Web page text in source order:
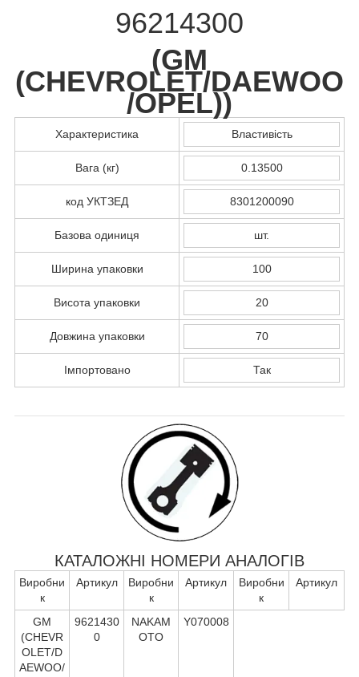
96214300
(GM
(CHEVROLET/DAEWOO
/OPEL))
Характеристика Властивість
Вага (кг) 0.13500
код УКТЗЕД 8301200090
Базова одиниця шт.
Ширина упаковки 100
Висота упаковки 20
Довжина упаковки 70
Імпортовано Так
КАТАЛОЖНІ НОМЕРИ АНАЛОГІВ
Виробни
к
Артикул
Виробни
к
Артикул
Виробни
к
Артикул
GM
(CHEVR
OLET/D
AEWOO/
9621430
0
NAKAM
OTO
Y070008